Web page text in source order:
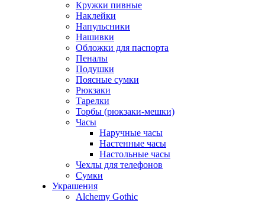
Кружки пивные
Наклейки
Напульсники
Нашивки
Обложки для паспорта
Пеналы
Подушки
Поясные сумки
Рюкзаки
Тарелки
Торбы (рюкзаки-мешки)
Часы
Наручные часы
Настенные часы
Настольные часы
Чехлы для телефонов
Сумки
Украшения
Alchemy Gothic